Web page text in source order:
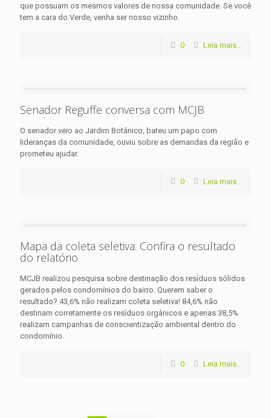
que possuam os mesmos valores de nossa comunidade. Se você
tem a cara do Verde, venha ser nosso vizinho.
0 Leia mais...
Senador Reguffe conversa com MCJB
O senador veio ao Jardim Botânico, bateu um papo com
lideranças da comunidade, ouviu sobre as demandas da região e
prometeu ajudar.
0 Leia mais...
Mapa da coleta seletiva: Confira o resultado
do relatório
MCJB realizou pesquisa sobre destinação dos resíduos sólidos
gerados pelos condomínios do bairro. Querem saber o
resultado? 43,6% não realizam coleta seletiva! 84,6% não
destinam corretamente os resíduos orgânicos e apenas 38,5%
realizam campanhas de conscientização ambiental dentro do
condomínio.
0 Leia mais...